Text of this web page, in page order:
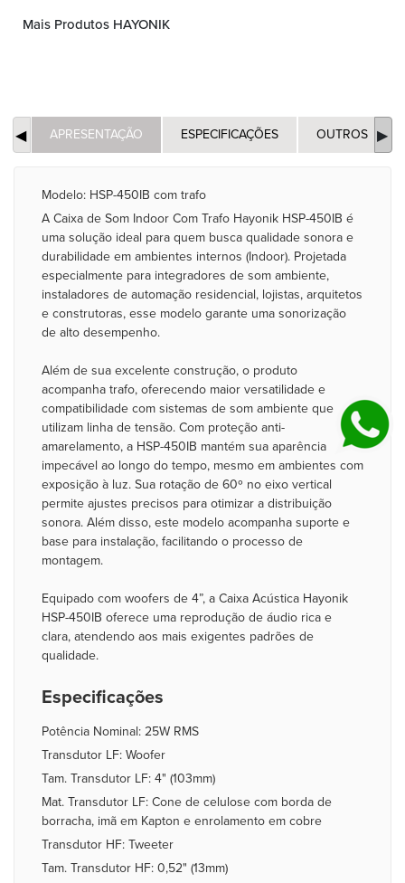
Mais Produtos HAYONIK
APRESENTAÇÃO ESPECIFICAÇÕES OUTROS
Modelo: HSP-450IB com trafo
A Caixa de Som Indoor Com Trafo Hayonik HSP-450IB é
uma solução ideal para quem busca qualidade sonora e
durabilidade em ambientes internos (Indoor). Projetada
especialmente para integradores de som ambiente,
instaladores de automação residencial, lojistas, arquitetos
e construtoras, esse modelo garante uma sonorização
de alto desempenho.
Além de sua excelente construção, o produto
acompanha trafo, oferecendo maior versatilidade e
compatibilidade com sistemas de som ambiente que
utilizam linha de tensão. Com proteção anti-
amarelamento, a HSP-450IB mantém sua aparência
impecável ao longo do tempo, mesmo em ambientes com
exposição à luz. Sua rotação de 60º no eixo vertical
permite ajustes precisos para otimizar a distribuição
sonora. Além disso, este modelo acompanha suporte e
base para instalação, facilitando o processo de
montagem.
Equipado com woofers de 4”, a Caixa Acústica Hayonik
HSP-450IB oferece uma reprodução de áudio rica e
clara, atendendo aos mais exigentes padrões de
qualidade.
Especificações
Potência Nominal: 25W RMS
Transdutor LF: Woofer
Tam. Transdutor LF: 4" (103mm)
Mat. Transdutor LF: Cone de celulose com borda de
borracha, imã em Kapton e enrolamento em cobre
Transdutor HF: Tweeter
Tam. Transdutor HF: 0,52" (13mm)